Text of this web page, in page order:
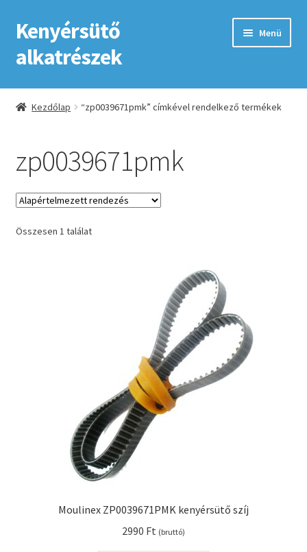
Ugrás
a
navigációhoz
Kilépés
a
tartalomba
Kenyérsütő
alkatrészek
Menü
Kezdőlap
ÁSZF
Fiókom
GYIK
Kenyérsütő alkatrészek modellszám alapján
Kenyérsütő használati utasítások
Online HELP
Kezdőlap “zp0039671pmk” címkével rendelkező termékek
zp0039671pmk
Összesen 1 találat
Moulinex ZP0039671PMK kenyérsütő szíj
2990 Ft (bruttó)